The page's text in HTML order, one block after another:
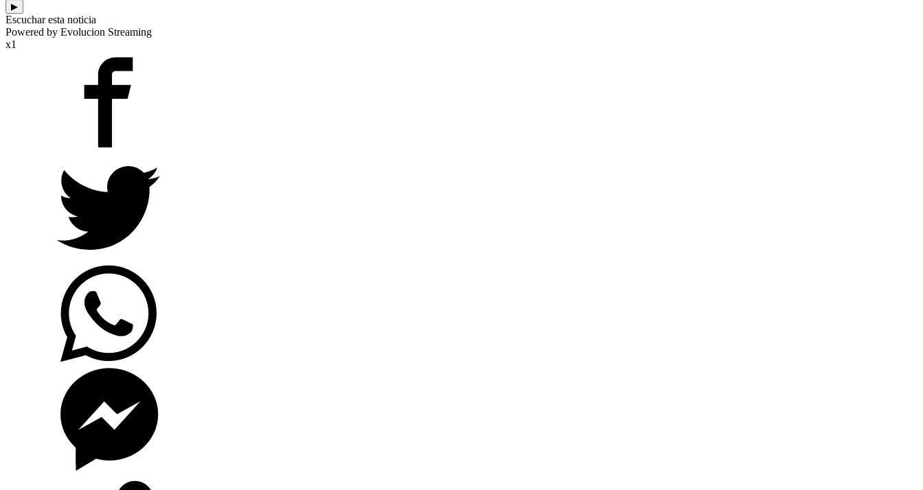
▶
Escuchar esta noticia
Powered by Evolucion Streaming
x1